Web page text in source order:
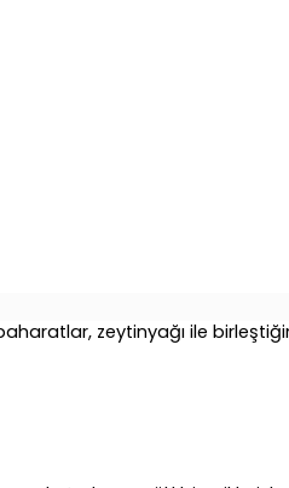
zeytinyağı ile